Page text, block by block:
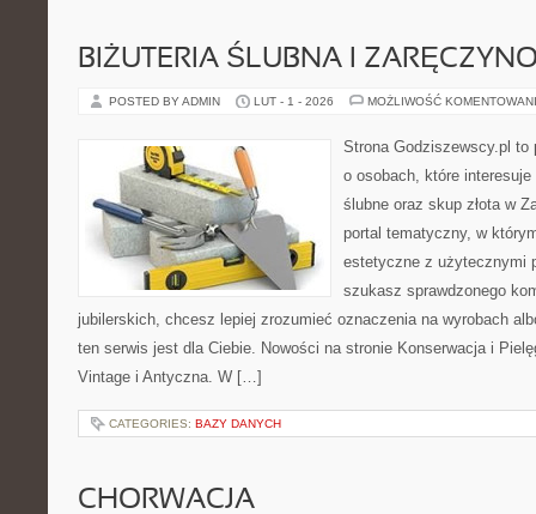
BIŻUTERIA ŚLUBNA I
POSTED BY ADMIN LUT - 1 - 2026 MOŻLIWOŚĆ
Strona Godziszewscy.pl
o osobach, które
ślubne oraz skup złota w
portal tematyczny, w
estetyczne z użytecznymi
szukasz sprawdzonego
jubilerskich, chcesz lepiej zrozumieć oznaczenia na wyrobach
ten serwis jest dla Ciebie. Nowości na stronie Konserwacja i
Vintage i Antyczna. W […]
CATEGORIES: BAZY DANYCH
CHORWACJA